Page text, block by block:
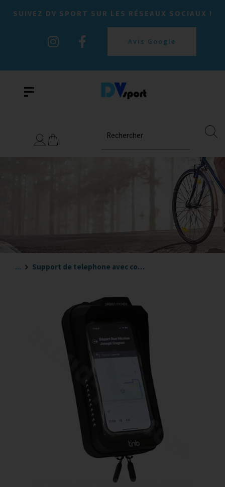
SUIVEZ DV SPORT SUR LES RÉSEAUX SOCIAUX !
Avis Google
Rechercher
... Support de telephone avec coque systéme quick lock